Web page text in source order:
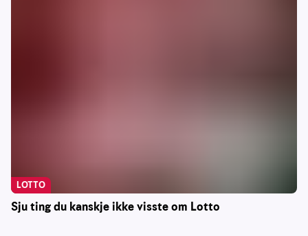
Sju ting du kanskje ikke visste om Lotto
LOTTO